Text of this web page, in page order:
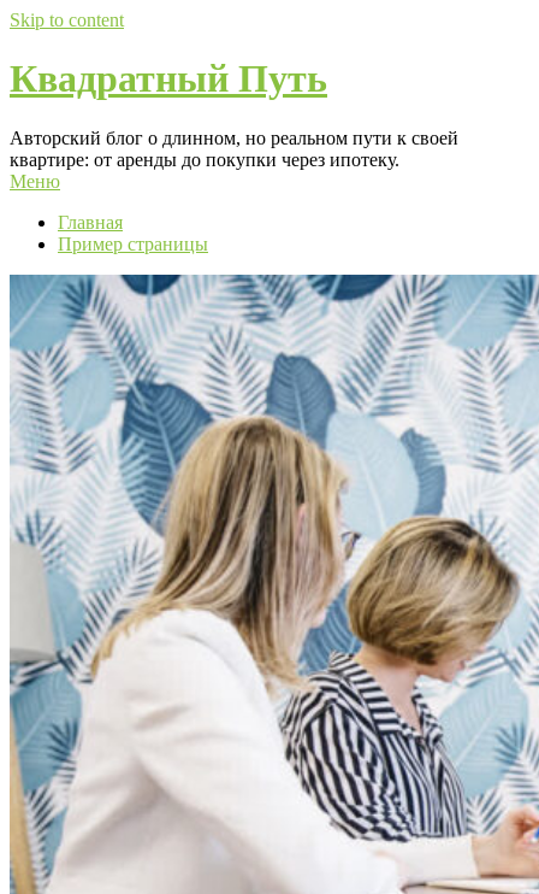
Skip to content
Квадратный Путь
Авторский блог о длинном, но реальном пути к своей
квартире: от аренды до покупки через ипотеку.
Меню
Главная
Пример страницы